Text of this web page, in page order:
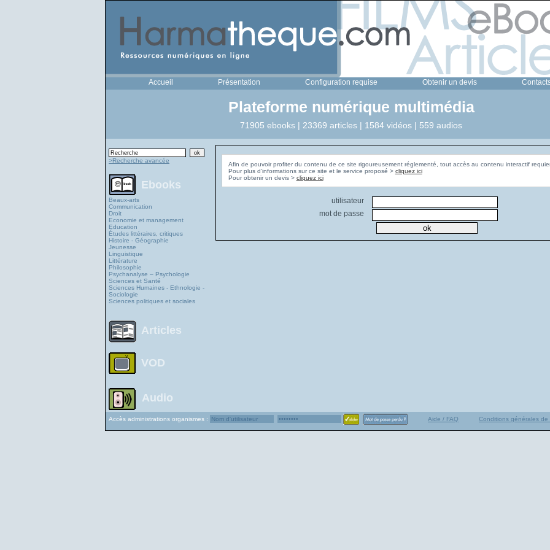
Accueil Présentation Configuration requise Obtenir un devis
Plateforme numérique multimédia
71905 ebooks | 23369 articles | 1584 vidéos | 559 audios
>Recherche avancée
Ebooks
Beaux-arts
Communication
Droit
Economie et management
Education
Études littéraires, critiques
Histoire - Géographie
Jeunesse
Linguistique
Littérature
Philosophie
Psychanalyse – Psychologie
Sciences et Santé
Sciences Humaines - Ethnologie -
Sociologie
Sciences politiques et sociales
Articles
VOD
Audio
Afin de pouvoir profiter du contenu de ce site rigoureusement réglementé, tout accès au contenu interactif
Pour plus d'informations sur ce site et le service proposé > cliquez ici
Pour obtenir un devis > cliquez ici
utilisateur
mot de passe
Accès administrations organismes : Aide / FAQ Conditions générales de